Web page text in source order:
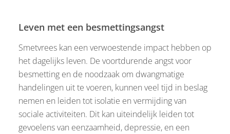
Leven met een besmettingsangst
Smetvrees kan een verwoestende impact hebben op
het dagelijks leven. De voortdurende angst voor
besmetting en de noodzaak om dwangmatige
handelingen uit te voeren, kunnen veel tijd in beslag
nemen en leiden tot isolatie en vermijding van
sociale activiteiten. Dit kan uiteindelijk leiden tot
gevoelens van eenzaamheid, depressie, en een